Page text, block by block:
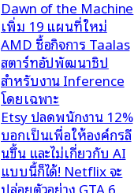
Dawn of the Machine
เพิ่ม 19 แผนที่ใหม่
AMD ซื้อกิจการ Taalas
สตาร์ทอัปพัฒนาชิป
สำหรับงาน Inference
โดยเฉพาะ
Etsy ปลดพนักงาน 12%
บอกเป็นเพื่อให้องค์กรลี
นขึ้น และไม่เกี่ยวกับ AI
แบบนี้ก็ได้! Netflix จะ